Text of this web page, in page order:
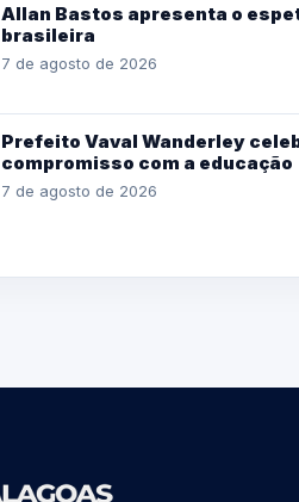
Allan Bastos apresenta o
brasileira
7 de agosto de 2026
Prefeito Vaval Wanderley
compromisso com a educação
7 de agosto de 2026